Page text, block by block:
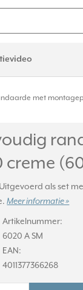
met
als set
Meer informatie »
Artikelnummer:
6020 A SM
EAN:
4011377366268